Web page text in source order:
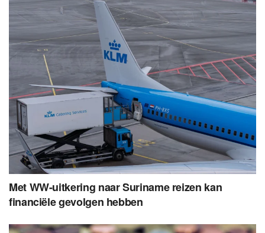
Met WW-uitkering naar Suriname reizen kan
financiële gevolgen hebben